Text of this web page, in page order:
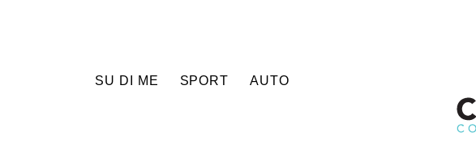
SU DI ME SPORT AUTO